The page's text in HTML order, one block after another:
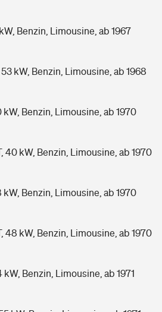
Benzin, Limousine, ab 1967
kW, Benzin, Limousine, ab 1968
Benzin, Limousine, ab 1970
40 kW, Benzin, Limousine, ab 1970
Benzin, Limousine, ab 1970
48 kW, Benzin, Limousine, ab 1970
Benzin, Limousine, ab 1971